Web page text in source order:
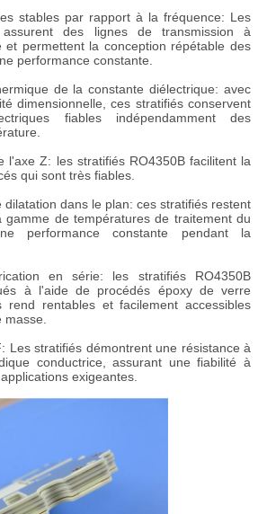
stables par rapport à la fréquence: Les
assurent des lignes de transmission à
et permettent la conception répétable des
performance constante.
de la constante diélectrique: avec
dimensionnelle, ces stratifiés conservent
fiables indépendamment des
l'axe Z: les stratifiés RO4350B facilitent la
qui sont très fiables.
dilatation dans le plan: ces stratifiés restent
gamme de températures de traitement du
performance constante pendant la
en série: les stratifiés RO4350B
à l'aide de procédés époxy de verre
rentables et facilement accessibles
masse.
Les stratifiés démontrent une résistance à
conductrice, assurant une fiabilité à
exigeantes.